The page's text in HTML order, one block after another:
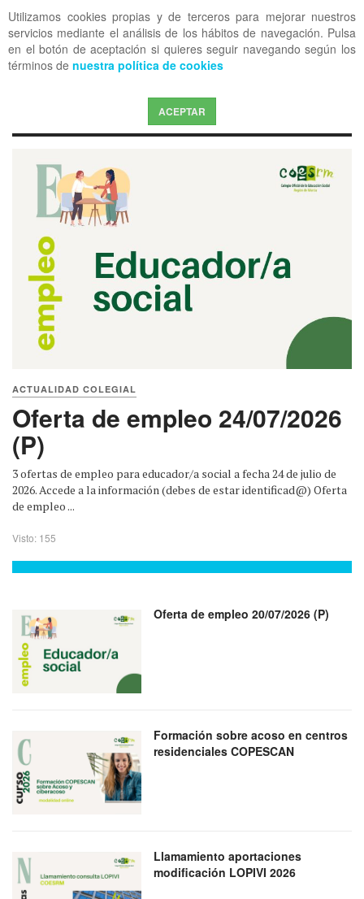
Utilizamos cookies propias y de terceros para mejorar nuestros
servicios mediante el análisis de los hábitos de navegación. Pulsa
en el botón de aceptación si quieres seguir navegando según los
términos de nuestra política de cookies
ACEPTAR
OFF CANVAS
ACTUALIDAD COLEGIAL
Oferta de empleo 24/07/2026
(P)
3 ofertas de empleo para educador/a social a fecha 24 de julio de
2026. Accede a la información (debes de estar identificad@) Oferta
de empleo ...
Visto: 155
Oferta de empleo 20/07/2026 (P)
Formación sobre acoso en centros
residenciales COPESCAN
Llamamiento aportaciones
modificación LOPIVI 2026